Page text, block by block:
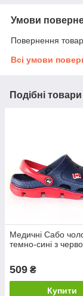
Умови
Повернення
Всі умови
Подібні
Медичні Сабо
темно-сині з
509 ₴
Купити